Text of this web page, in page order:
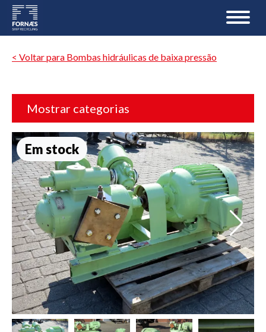
< Voltar para Bombas hidráulicas de baixa pressão
Mostrar categorias
Em stock